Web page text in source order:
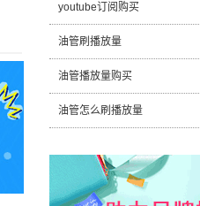
youtube订阅购买
油管刷播放量
油管播放量购买
油管怎么刷播放量